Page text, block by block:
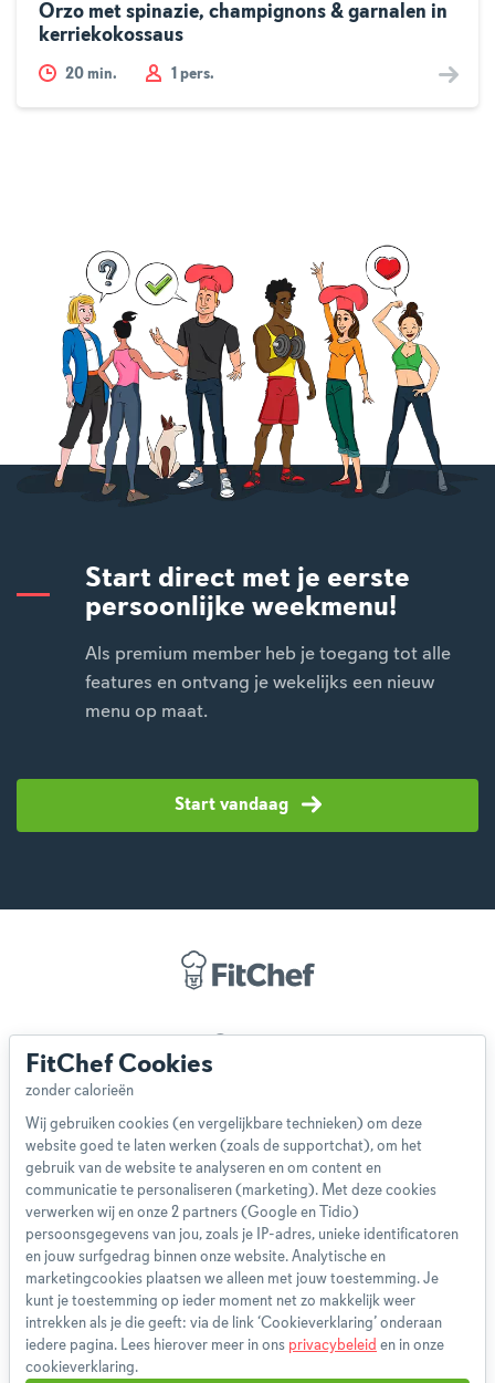
Orzo met spinazie, champignons & garnalen in
kerriekokossaus
20 min. 1 pers.
Start direct met je eerste
persoonlijke weekmenu!
Als premium member heb je toegang tot alle
features en ontvang je wekelijks een nieuw
menu op maat.
Start vandaag
Over ons
Blog
Disclaimer
Gebruikersvoorwaarden
Methodologie
Privacybeleid
Cookieverklaring
Betaalmethoden
Klachtenprocedure
Bestelling herroepen
FitChef Cookies
Wij gebruiken cookies (en vergelijkbare technieken) om deze
website goed te laten werken (zoals de supportchat), om het
gebruik van de website te analyseren en om content en
communicatie te personaliseren (marketing). Met deze cookies
verwerken wij en onze 2 partners (Google en Tidio)
persoonsgegevens van jou, zoals je IP-adres, unieke identificatoren
en jouw surfgedrag binnen onze website. Analytische en
marketingcookies plaatsen we alleen met jouw toestemming. Je
kunt je toestemming op ieder moment net zo makkelijk weer
intrekken als je die geeft: via de link ‘Cookieverklaring’ onderaan
iedere pagina. Lees hierover meer in ons privacybeleid en in onze
cookieverklaring.